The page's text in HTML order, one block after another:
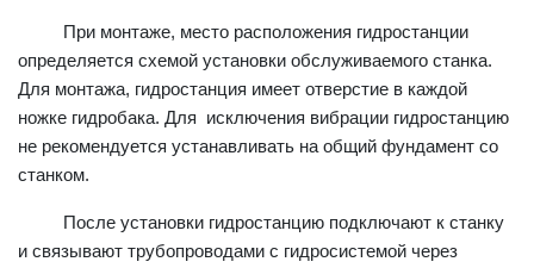
При монтаже, место расположения гидростанции
определяется схемой установки обслуживаемого станка.
Для монтажа, гидростанция имеет отверстие в каждой
ножке гидробака. Для исключения вибрации гидростанцию
не рекомендуется устанавливать на общий фундамент со
станком.
После установки гидростанцию подключают к станку
и связывают трубопроводами с гидросистемой через